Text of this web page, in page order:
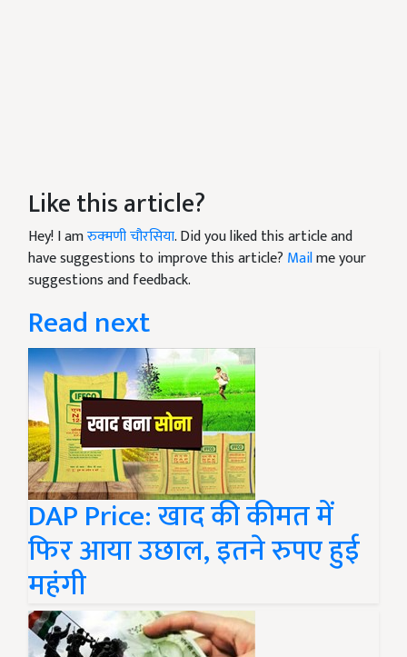
Like this article?
Hey! I amरुक्मणी चौरसिया. Did you liked this article and
have suggestions to improve this article? Mailme your
suggestions and feedback.
Read next
DAP Price: खाद की कीमत में
फिर आया उछाल, इतने रुपए हुई
महंगी